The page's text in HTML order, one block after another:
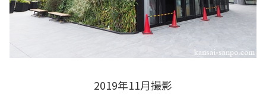
2019年11月撮影